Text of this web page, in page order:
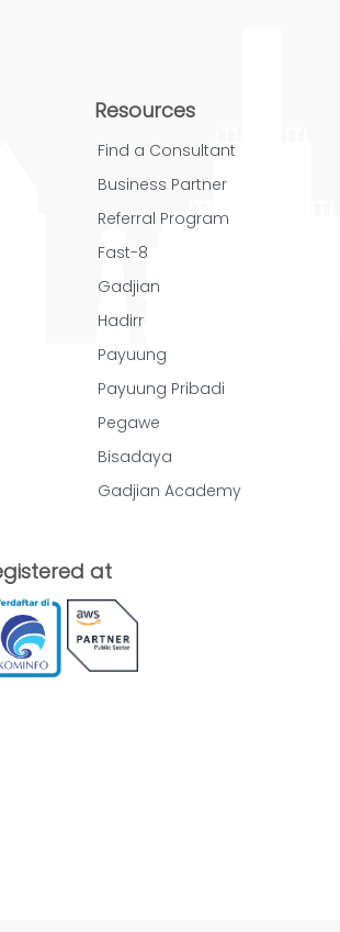
Resources
Find a Consultant
Business Partner
Referral Program
Fast-8
Gadjian
Hadirr
Payuung
Payuung Pribadi
Pegawe
Bisadaya
Gadjian Academy
at